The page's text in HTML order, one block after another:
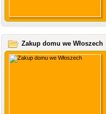
Zakup domu we Włoszech